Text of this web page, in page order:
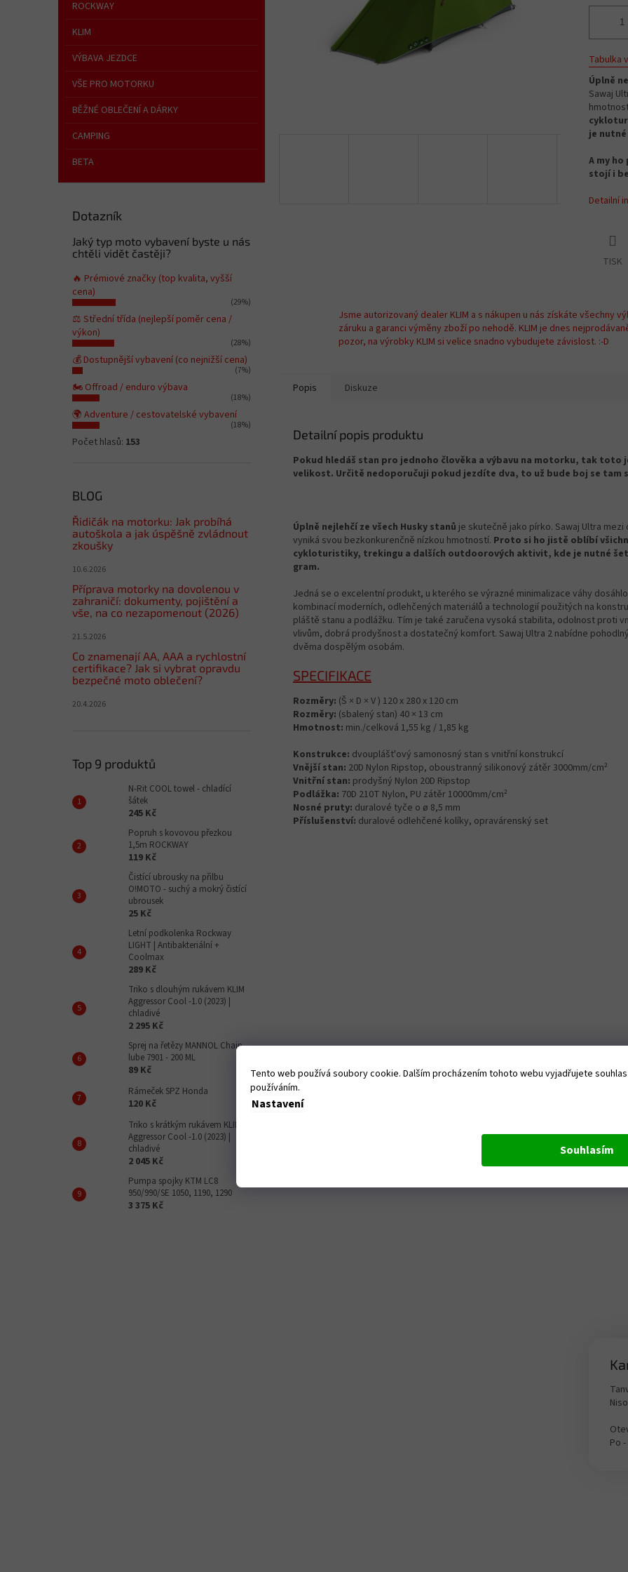
Tento web používá soubory cookie. Dalším procházením tohoto webu vyjadřujete
používáním.
Nastavení
Souhlasím
ROCKWAY
KLIM
VÝBAVA JEZDCE
VŠE PRO MOTORKU
BĚŽNÉ OBLEČENÍ A DÁRKY
CAMPING
BETA
Dotazník
Jaký typ moto vybavení byste u nás
chtěli vidět častěji?
🔥 Prémiové značky (top kvalita, vyšší
cena)
(29%)
⚖️ Střední třída (nejlepší poměr cena /
výkon)
(28%)
💰 Dostupnější vybavení (co nejnižší cena)
(7%)
🏍️ Offroad / enduro výbava
(18%)
🌍 Adventure / cestovatelské vybavení
(18%)
Počet hlasů: 153
BLOG
Řidičák na motorku: Jak probíhá
autoškola a jak úspěšně zvládnout
zkoušky
10.6.2026
Příprava motorky na dovolenou v
zahraničí: dokumenty, pojištění a
vše, na co nezapomenout (2026)
21.5.2026
Co znamenají AA, AAA a rychlostní
certifikace? Jak si vybrat opravdu
bezpečné moto oblečení?
20.4.2026
Top 9 produktů
N-Rit COOL towel - chladící
šátek
245 Kč
Popruh s kovovou přezkou
1,5m ROCKWAY
119 Kč
Čistící ubrousky na přilbu
O!MOTO - suchý a mokrý čistící
ubrousek
25 Kč
Letní podkolenka Rockway
LIGHT | Antibakteriální +
Coolmax
289 Kč
Triko s dlouhým rukávem KLIM
Aggressor Cool -1.0 (2023) |
chladivé
2 295 Kč
Sprej na řetězy MANNOL Chain
lube 7901 - 200 ML
89 Kč
Rámeček SPZ Honda
120 Kč
Triko s krátkým rukávem KLIM
Aggressor Cool -1.0 (2023) |
chladivé
2 045 Kč
Pumpa spojky KTM LC8
950/990/SE 1050, 1190, 1290
3 375 Kč
Tabulka
Úplně
Sawaj
je
A my
stojí i
Detailní
TISK
Jsme autorizovaný dealer KLIM a s nákupen u nás získáte všechny
záruku a garanci výměny zboží po nehodě. KLIM je dnes
pozor, na výrobky KLIM si velice snadno vybudujete závislost. :-D
Popis Diskuze
Detailní popis produktu
Pokud hledáš stan pro jednoho člověka a výbavu na motorku, tak toto
velikost. Určitě nedoporučuji pokud jezdíte dva, to už bude boj se tam
Úplně nejlehčí ze všech Husky stanů je skutečně jako pírko. Sawaj Ultra mezi
vyniká svou bezkonkurenčně nízkou hmotností. Proto si ho jistě oblíbí
cykloturistiky, trekingu a dalších outdoorových aktivit, kde je nutné
gram.
Jedná se o excelentní produkt, u kterého se výrazné minimalizace váhy
kombinací moderních, odlehčených materiálů a technologií použitých na
pláště stanu a podlážku. Tím je také zaručena vysoká stabilita, odolnost proti
vlivům, dobrá prodyšnost a dostatečný komfort. Sawaj Ultra 2 nabídne
dvěma dospělým osobám.
SPECIFIKACE
Rozměry: (Š × D × V ) 120 x 280 x 120 cm
Rozměry: (sbalený stan) 40 × 13 cm
Hmotnost: min./celková 1,55 kg / 1,85 kg
Konstrukce: dvouplášt'ový samonosný stan s vnitřní konstrukcí
Vnější stan: 20D Nylon Ripstop, oboustranný silikonový zátěr 3000mm/cm²
Vnitřní stan: prodyšný Nylon 20D Ripstop
Podlážka: 70D 210T Nylon, PU zátěr 10000mm/cm²
Nosné pruty: duralové tyče o ø 8,5 mm
Příslušenství: duralové odlehčené kolíky, opravárenský set
Po